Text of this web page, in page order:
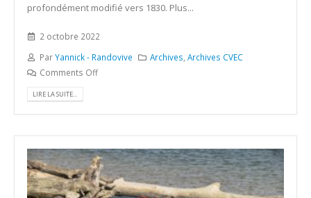
profondément modifié vers 1830. Plus...
2 octobre 2022
ParYannick - Randovive Archives ,Archives CVEC
Comments Off
LIRE LA SUITE...